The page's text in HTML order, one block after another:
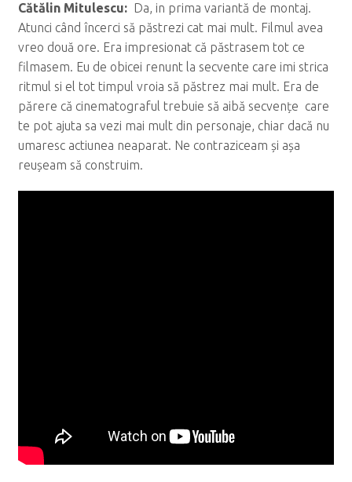
Cătălin Mitulescu: Da, in prima variantă de montaj.
Atunci când încerci să păstrezi cat mai mult. Filmul avea
vreo două ore. Era impresionat că păstrasem tot ce
filmasem. Eu de obicei renunt la secvente care imi strica
ritmul si el tot timpul vroia să păstrez mai mult. Era de
părere că cinematograful trebuie să aibă secvențe care
te pot ajuta sa vezi mai mult din personaje, chiar dacă nu
umaresc actiunea neaparat. Ne contraziceam și așa
reușeam să construim.